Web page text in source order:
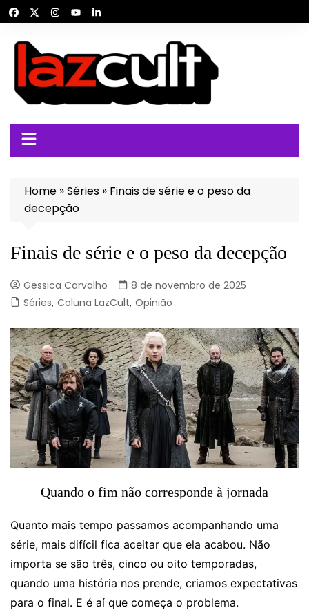
para
conteúdo
Home »Séries » Finais de série e o peso da
decepção
Finais de série e o peso da decepção
Gessica Carvalho
8 de novembro de 2025
Séries, Coluna LazCult, Opinião
Quando o fim não corresponde à jornada
Quanto mais tempo passamos acompanhando uma
série, mais difícil fica aceitar que ela acabou. Não
importa se são três, cinco ou oito temporadas,
quando uma história nos prende, criamos expectativas
para o final. E é aí que começa o problema.